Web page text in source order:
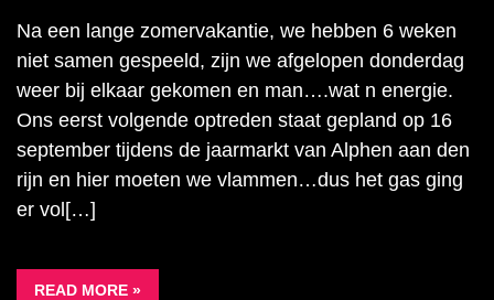
Na een lange zomervakantie, we hebben 6 weken
niet samen gespeeld, zijn we afgelopen donderdag
weer bij elkaar gekomen en man….wat n energie.
Ons eerst volgende optreden staat gepland op 16
september tijdens de jaarmarkt van Alphen aan den
rijn en hier moeten we vlammen…dus het gas ging
er vol[…]
READ MORE »